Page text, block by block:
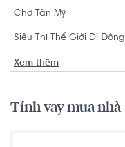
Chợ Tân Mỹ
Siêu Thị Thế Giới Di Động
Xem thêm
Tính vay mua nhà